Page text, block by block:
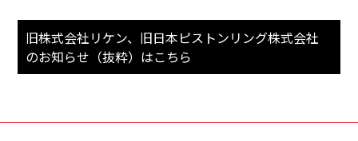
旧株式会社リケン、旧日本ピストンリング株式会社
のお知らせ（抜粋）はこちら